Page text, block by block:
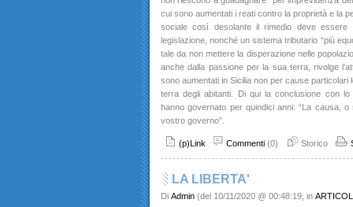
cui sono aumentati i reati contro la proprietà e la
sociale così desolante il rimedio deve essere
legislazione, nonché un sistema tributario “più
tale da non mettere la disperazione nelle
anche dalla passione per la sua terra, rivolge
sono aumentati in Sicilia non per cause particolari
terra degli abitanti. Di qui la conclusione con
hanno governato per quindici anni: “La causa,
vostro governo”.
(p)Link Commenti (0) Storico
LA LIBERTA'
Di Admin (del 10/11/2020 @ 00:48:19, in